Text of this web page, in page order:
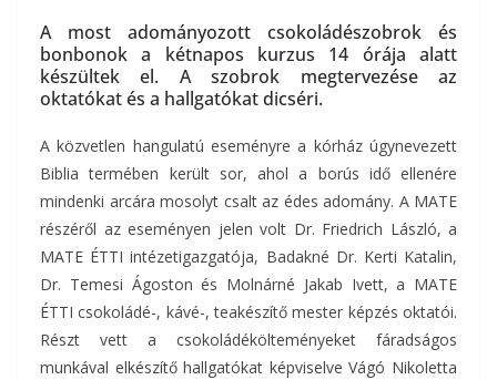
A most adományozott csokoládészobrok és
bonbonok a kétnapos kurzus 14 órája alatt
készültek el. A szobrok megtervezése az
oktatókat és a hallgatókat dicséri.
A közvetlen hangulatú eseményre a kórház úgynevezett
Biblia termében került sor, ahol a borús idő ellenére
mindenki arcára mosolyt csalt az édes adomány. A MATE
részéről az eseményen jelen volt Dr. Friedrich László, a
MATE ÉTTI intézetigazgatója, Badakné Dr. Kerti Katalin,
Dr. Temesi Ágoston és Molnárné Jakab Ivett, a MATE
ÉTTI csokoládé-, kávé-, teakészítő mester képzés oktatói.
Részt vett a csokoládékölteményeket fáradságos
munkával elkészítő hallgatókat képviselve Vágó Nikoletta